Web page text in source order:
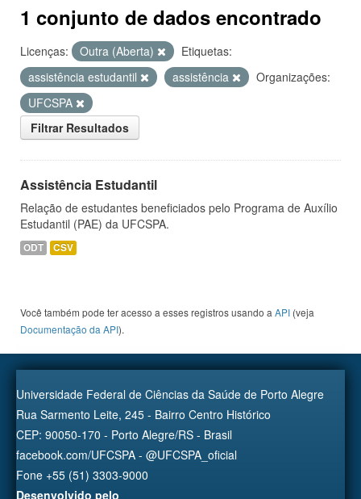
1 conjunto de dados encontrado
Licenças: Outra (Aberta)
Etiquetas:
assistência estudantil
assistência
Organizações:
UFCSPA
Filtrar Resultados
Assistência Estudantil
Relação de estudantes beneficiados pelo Programa de Auxílio
Estudantil (PAE) da UFCSPA.
ODT CSV
Você também pode ter acesso a esses registros usando a API (veja
Documentação da API).
Universidade Federal de Ciências da Saúde de Porto Alegre
Rua Sarmento Leite, 245 - Bairro Centro Histórico
CEP: 90050-170 - Porto Alegre/RS - Brasil
facebook.com/UFCSPA - @UFCSPA_oficial
Fone +55 (51) 3303-9000
Desenvolvido pelo